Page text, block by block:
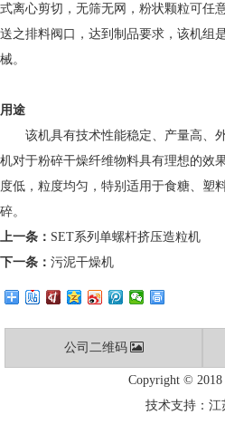
式离心剪切，无筛无网，粉状颗粒可任
送之排料阀口，达到制品要求，该机组
械。
用途
该机具有技术性能稳定、产量高、
机对于粉碎干燥纤维物料具有理想的效
度低，粒度均匀，特别适用于食糖、塑
碎。
上一条： SET系列单螺杆挤压造粒机
下一条： 污泥干燥机
公司二维码
Copyright ©
技术支持： 江